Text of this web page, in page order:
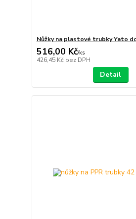
Nůžky na plastové trubky Yato
516,00 Kč/ks
426,45 Kč bez DPH
Detail